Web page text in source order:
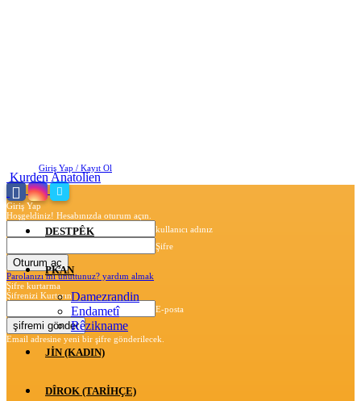
Giriş Yap / Kayıt Ol
Giriş Yap
Hoşgeldiniz! Hesabınızda oturum açın.
kullanıcı adınız
Şifre
Parolanızı mı unuttunuz? yardım almak
Şifre kurtarma
Şifrenizi Kurtarın
E-posta
Email adresine yeni bir şifre gönderilecek.
Kurden Anatolien
DESTPÊK
PKAN
Damezrandin
Endametî
Rêzikname
JİN (KADIN)
DÎROK (TARİHÇE)